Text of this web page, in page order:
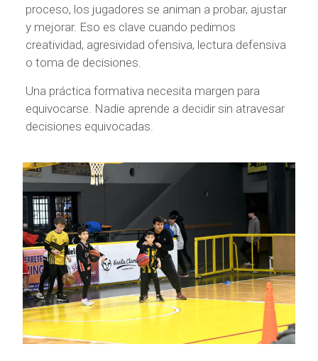
proceso, los jugadores se animan a probar, ajustar
y mejorar. Eso es clave cuando pedimos
creatividad, agresividad ofensiva, lectura defensiva
o toma de decisiones.
Una práctica formativa necesita margen para
equivocarse. Nadie aprende a decidir sin atravesar
decisiones equivocadas.